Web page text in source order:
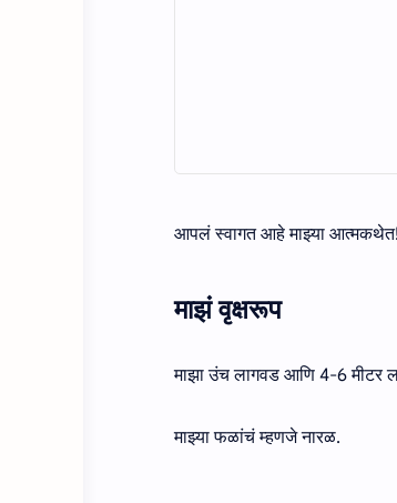
आपलं स्वागत आहे माझ्या आत्मकथेत!
माझं वृक्षरूप
माझा उंच लागवड आणि 4-6 मीटर
माझ्या फळांचं म्हणजे नारळ.